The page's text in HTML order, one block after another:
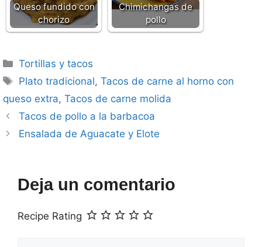
Queso fundido con
chorizo
Chimichangas de
pollo
Categorías
Tortillas y tacos
Etiquetas
Plato tradicional,Tacos de carne al horno con
queso extra, Tacos de carne molida
Tacos de pollo a la barbacoa
Ensalada de Aguacate y Elote
Deja un comentario
Recipe Rating